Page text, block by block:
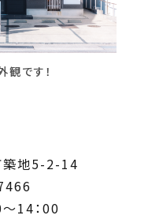
観です！
築地5-2-14
14：00